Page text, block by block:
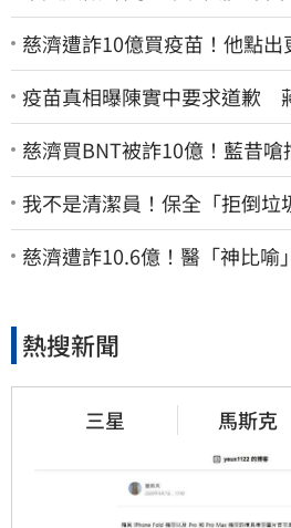
慈濟遭詐10億買疫苗！他點出
疫苗真相曝陳實中要求道歉
慈濟買BNT被詐10億！藍昔嗆
我不是清潔員！保全「拒倒
法院討公道結果出爐
慈濟遭詐10.6億！醫「神比喻
熱搜新聞
三星 馬斯克